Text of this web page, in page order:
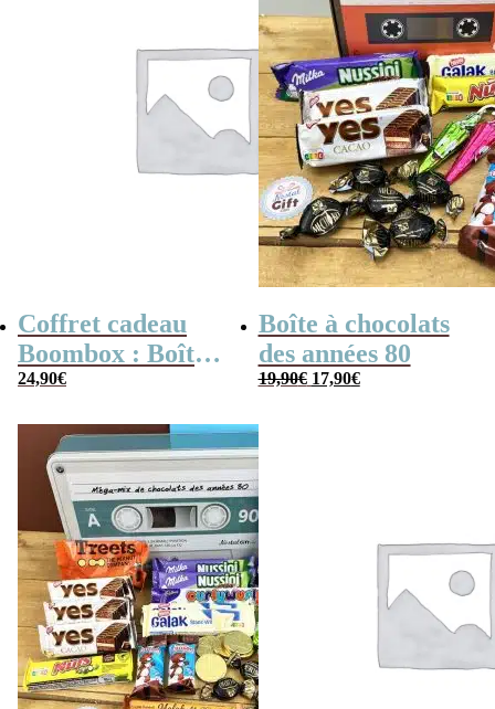
Coffret cadeau
Boombox : Boîte
bonbons des
Coffret bonbon
24,90€
Boîte à chocolats
des années 80
19,90€ Le
prix
17,90€Le
prix